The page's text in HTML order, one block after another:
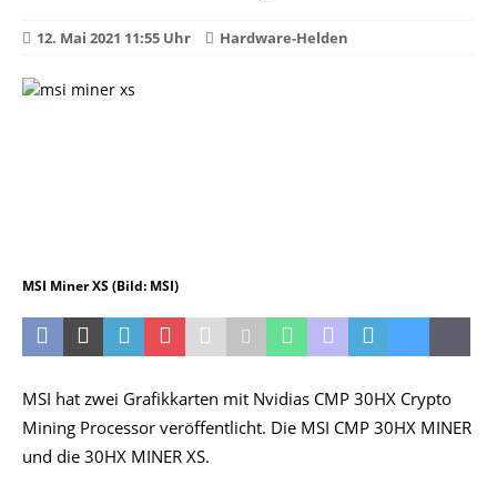
12. Mai 2021 11:55 Uhr Hardware-Helden
MSI Miner XS (Bild: MSI)
MSI hat zwei Grafikkarten mit Nvidias CMP 30HX Crypto
Mining Processor veröffentlicht. Die MSI CMP 30HX MINER
und die 30HX MINER XS.